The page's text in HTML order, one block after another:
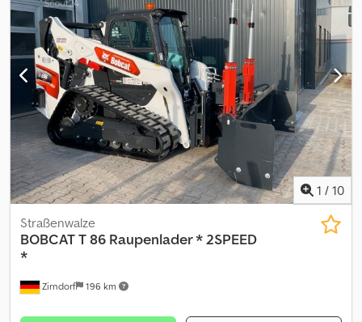
1 / 10
Zirndorf 196 km
Straßenwalze
BOBCATT 86 Raupenlader * 2SPEED
*